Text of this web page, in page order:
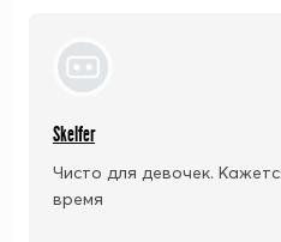
Skelfer
Чисто для девочек.
время